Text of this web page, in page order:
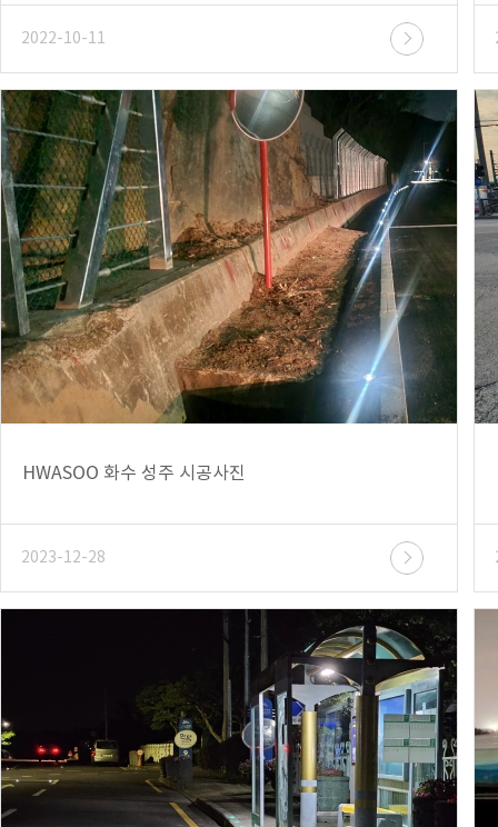
2022-10-11
HWASOO 화수 성주 시공사진
2023-12-28